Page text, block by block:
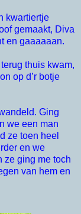
kwartiertje
gemaakt, Diva
en gaaaaaan.
thuis kwam,
op d’r botje
Ging
we een man
ze toen heel
en we
ze ging me toch
van hem en